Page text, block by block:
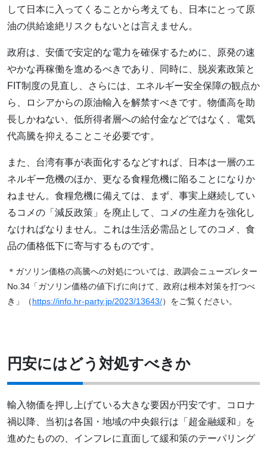
して日本に入ってくることから考えても、日本にとって原
油の供給途絶リスクもないとは言えません。
政府は、安価で安定的な電力を確保するために、原発の速
やかな再稼働を進めるべきであり、同時に、脱炭素政策と
FIT制度の見直し、さらには、エネルギー安全保障の観点か
ら、ロシアからの原油輸入を解禁すべきです。物価高を助
長しかねない、低所得者層への給付金などではなく、電気
代高騰を抑えることこそ必要です。
また、台湾有事が表面化するなどすれば、日本は一層のエ
ネルギー危機のほか、更なる食糧危機に陥ることになりか
ねません。食糧危機に備えては、まず、事実上継続してい
るコメの「減反政策」を廃止して、コメの生産力を強化し
なければなりません。これは生活必需品としてのコメ、食
品の価格低下に寄与するものです。
＊ガソリン価格の高騰への対処については、政調会ニューズレター
No.34「ガソリン価格の値下げに向けて、政府は根本対策を打つべ
き」（https://info.hr-party.jp/2023/13643/）をご覧ください。
円安にはどう対処すべきか
輸入物価を押し上げている大きな要因が円安です。コロナ
禍以降、当初は各国・地域の中央銀行は「超金融緩和」を
進めたものの、インフレに直面して緩和策のテーパリング